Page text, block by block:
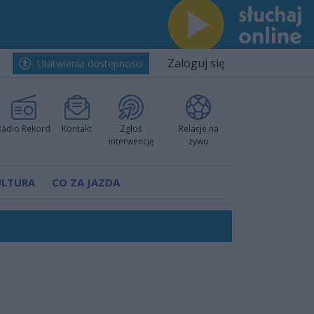
Ułatwienia dostępności Zaloguj się
Rekord Kontakt
Zgłoś
interwencję
Relacje na
żywo
CO ZA JAZDA
pokazali klasę
nową sportową tradycję"